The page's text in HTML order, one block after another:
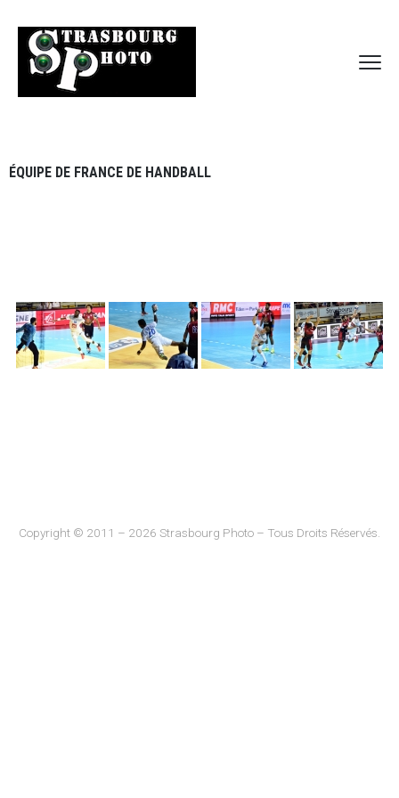
ÉQUIPE DE FRANCE DE HANDBALL
Copyright © 2011 – 2026 Strasbourg Photo – Tous Droits Réservés.